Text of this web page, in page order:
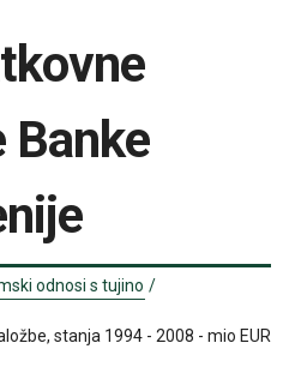
Banke
odnosi s tujino /
stanja 1994 - 2008 - mio EUR